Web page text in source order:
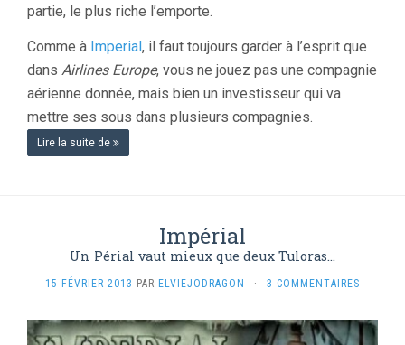
partie, le plus riche l’emporte.
Comme à Imperial, il faut toujours garder à l’esprit que
dans Airlines Europe, vous ne jouez pas une compagnie
aérienne donnée, mais bien un investisseur qui va
mettre ses sous dans plusieurs compagnies.
Lire la suite de
Impérial
Un Périal vaut mieux que deux Tuloras...
15 FÉVRIER 2013 PAR ELVIEJODRAGON · 3 COMMENTAIRES